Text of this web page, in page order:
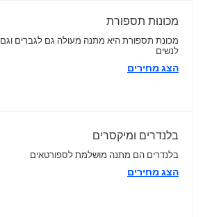
מכונות תספורת
מכונת תספורת היא מתנה מעולה גם לגברים וגם
לנשים
הצג מחירים
בלנדרים ומיקסרים
בלנדרים הם מתנה מושלמת לספורטאים
הצג מחירים